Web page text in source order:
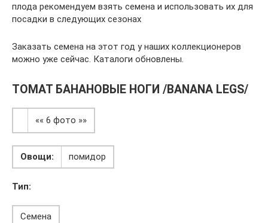
плода рекомендуем взять семена и использовать их для
посадки в следующих сезонах
Заказать семена на этот год у наших коллекционеров
можно уже сейчас. Каталоги обновлены.
ТОМАТ БАНАНОВЫЕ НОГИ /BANANA LEGS/
«« 6 фото »»
Овощи: помидор
Тип:
Семена